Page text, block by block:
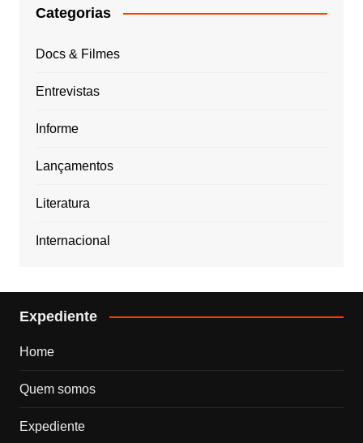
Categorias
Docs & Filmes
Entrevistas
Informe
Lançamentos
Literatura
Internacional
Expediente
Home
Quem somos
Expediente